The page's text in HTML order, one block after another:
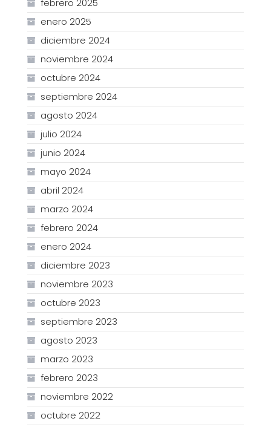
febrero 2025
enero 2025
diciembre 2024
noviembre 2024
octubre 2024
septiembre 2024
agosto 2024
julio 2024
junio 2024
mayo 2024
abril 2024
marzo 2024
febrero 2024
enero 2024
diciembre 2023
noviembre 2023
octubre 2023
septiembre 2023
agosto 2023
marzo 2023
febrero 2023
noviembre 2022
octubre 2022